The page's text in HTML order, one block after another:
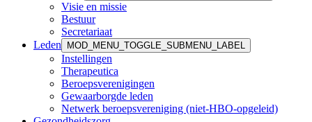
Visie en missie
Bestuur
Secretariaat
Leden
MOD_MENU_TOGGLE_SUBMENU_LABEL
Instellingen
Therapeutica
Beroepsverenigingen
Gewaarborgde leden
Netwerk beroepsvereniging (niet-HBO-opgeleid)